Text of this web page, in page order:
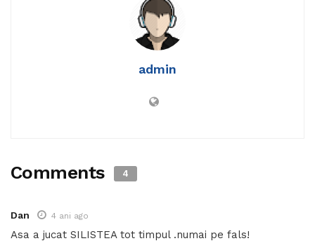
admin
Comments 4
Dan 4 ani ago
Asa a jucat SILISTEA tot timpul .numai pe fals!